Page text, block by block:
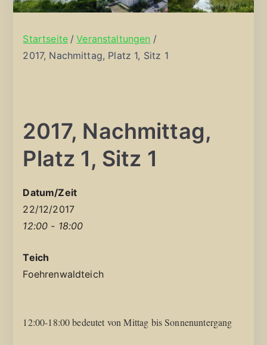
Startseite
Veranstaltungen
2017, Nachmittag, Platz 1, Sitz 1
2017, Nachmittag,
Platz 1, Sitz 1
Datum/Zeit
22/12/2017
12:00 - 18:00
Teich
Foehrenwaldteich
12:00-18:00 bedeutet von Mittag bis Sonnenuntergang